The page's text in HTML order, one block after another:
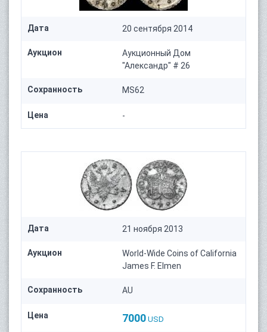
Дата 20 сентября 2014
Аукцион
Аукционный Дом
"Александр" # 26
Сохранность MS62
Цена -
Дата 21 ноября 2013
Аукцион
World-Wide Coins of California
James F. Elmen
Сохранность AU
Цена 7000 USD